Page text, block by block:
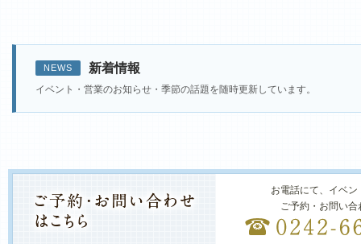
NEWS 新着情報
イベント・営業のお知らせ・季節の話題を随時更新しています。
お電話にて、イベ
ご予約・お問い